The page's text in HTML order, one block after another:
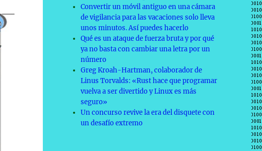
Convertir un móvil antiguo en una cámara
de vigilancia para las vacaciones solo lleva
unos minutos. Así puedes hacerlo
Qué es un ataque de fuerza bruta y por qué
ya no basta con cambiar una letra por un
número
Greg Kroah-Hartman, colaborador de
Linus Torvalds: «Rust hace que programar
vuelva a ser divertido y Linux es más
seguro»
Un concurso revive la era del disquete con
un desafío extremo